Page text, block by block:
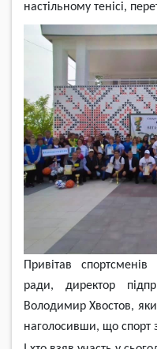
нacтiльнoму тeнici, пepe
Привітав спортсменів
ради, директор
Володимир Хвостов,
наголосивши, що спорт